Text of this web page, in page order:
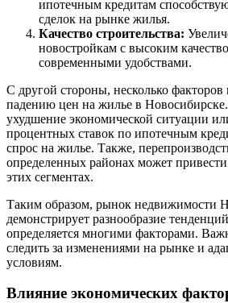
ипотечным кредитам
сделок на рынке жилья.
Качество строительства:
новостройкам с высоким
современными удобствами.
С другой стороны, несколько факторов
падению цен на жилье в
ухудшение экономической ситуации
процентных ставок по ипотечным
спрос на жилье. Также,
определенных районах может
этих сегментах.
Таким образом, рынок недвижимости
демонстрирует разнообразие
определяется многими факторами.
следить за изменениями на рынке и
условиям.
Влияние экономических